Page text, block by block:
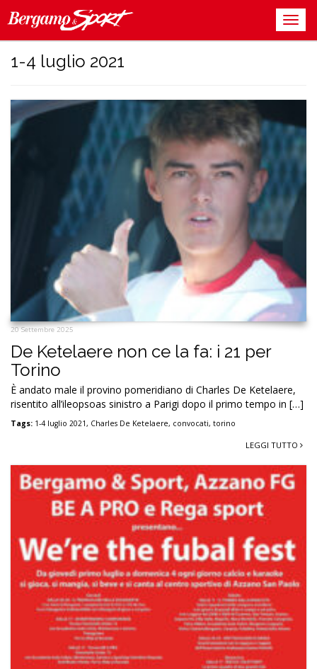
1-4 luglio 2021
20 Settembre 2025
De Ketelaere non ce la fa: i 21 per
Torino
È andato male il provino pomeridiano di Charles De Ketelaere,
risentito all’ileopsoas sinistro a Parigi dopo il primo tempo in […]
Tags: 1-4 luglio 2021, Charles De Ketelaere, convocati, torino
LEGGI TUTTO